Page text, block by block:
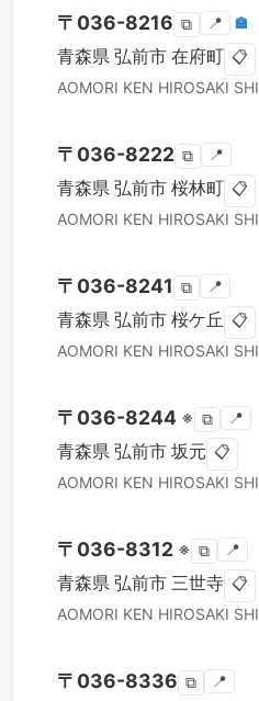
〒 036-8216 ⧉ 📍 🏣
青森県 弘前市 在府町 📋
AOMORI KEN HIROSAKI SHI
〒 036-8222 ⧉ 📍
青森県 弘前市 桜林町 📋
AOMORI KEN HIROSAKI SHI
〒 036-8241 ⧉ 📍
青森県 弘前市 桜ケ丘 📋
AOMORI KEN HIROSAKI SHI
〒 036-8244 ※ ⧉ 📍
青森県 弘前市 坂元 📋
AOMORI KEN HIROSAKI SHI
〒 036-8312 ※ ⧉ 📍
青森県 弘前市 三世寺 📋
AOMORI KEN HIROSAKI SHI
〒 036-8336 ⧉ 📍